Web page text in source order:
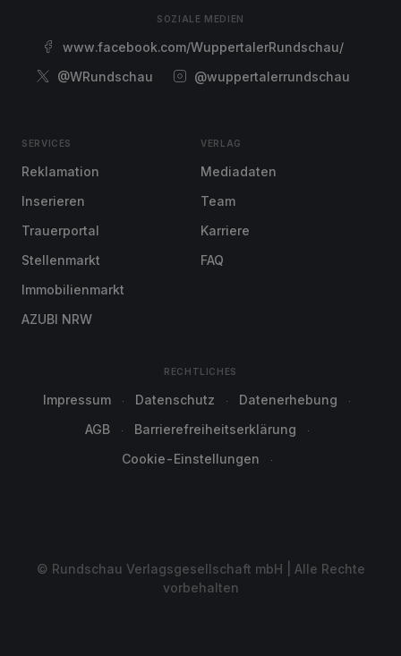
SOZIALE MEDIEN
www.facebook.com/WuppertalerRundschau/
@WRundschau
@wuppertalerrundschau
SERVICES
Reklamation
Inserieren
Trauerportal
Stellenmarkt
Immobilienmarkt
AZUBI NRW
VERLAG
Mediadaten
Team
Karriere
FAQ
RECHTLICHES
Impressum Datenschutz
Datenerhebung
AGB
Barrierefreiheitserklärung
Cookie-Einstellungen
© Rundschau Verlagsgesellschaft mbH | Alle Rechte
vorbehalten